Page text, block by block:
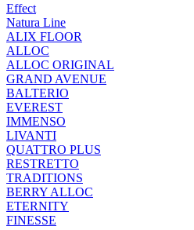
Effect
Natura Line
ALIX FLOOR
ALLOC
ALLOC ORIGINAL
GRAND AVENUE
BALTERIO
EVEREST
IMMENSO
LIVANTI
QUATTRO PLUS
RESTRETTO
TRADITIONS
BERRY ALLOC
ETERNITY
FINESSE